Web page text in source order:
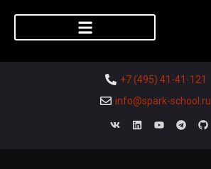
+7 (495) 41-41-121
info@spark-school.ru